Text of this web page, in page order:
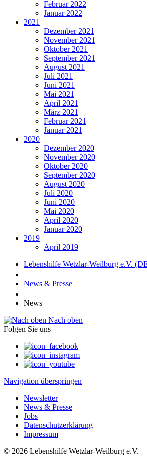
Februar 2022
Januar 2022
2021
Dezember 2021
November 2021
Oktober 2021
September 2021
August 2021
Juli 2021
Juni 2021
Mai 2021
April 2021
März 2021
Februar 2021
Januar 2021
2020
Dezember 2020
November 2020
Oktober 2020
September 2020
August 2020
Juli 2020
Juni 2020
Mai 2020
April 2020
Januar 2020
2019
April 2019
Lebenshilfe Wetzlar-Weilburg e.V.
News & Presse
News
Nach oben
Folgen Sie uns
Navigation überspringen
Newsletter
News & Presse
Jobs
Datenschutzerklärung
Impressum
© 2026 Lebenshilfe Wetzlar-Weilburg e.V.